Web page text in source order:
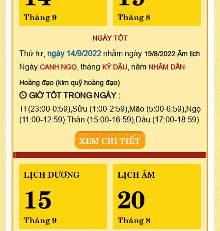
Tháng 9 Tháng 8
NGÀY TỐT
Thứ tư, ngày 14/9/2022 nhằm ngày 19/8/2022 Âm lịch
Ngày CANH NGỌ , tháng KỶ DẬU , năm NHÂM DẦN
Hoàng đạo (kim quỹ hoàng đạo)
GIỜ TỐT TRONG NGÀY :
Tí (23:00-0:59),Sửu (1:00-2:59),Mão (5:00-6:59),Ngọ
(11:00-12:59),Thân (15:00-16:59),Dậu (17:00-18:59)
XEM CHI TIẾT
LỊCH DƯƠNG
15
Tháng 9
LỊCH ÂM
20
Tháng 8